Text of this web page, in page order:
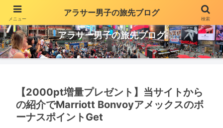
アラサー男子の旅先ブログ
【2000pt増量プレゼント】当サイトから
の紹介でMarriott Bonvoyアメックスのボ
ーナスポイントGet
メニュー
アラサー男子の旅先ブログ
検索